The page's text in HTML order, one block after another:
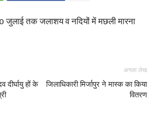
जुलाई तक जलाशय व नदियों में मछली मारना
हों के
अगला लेख
जिलाधिकारी मिर्जापुर ने मास्क का किया
वितरण